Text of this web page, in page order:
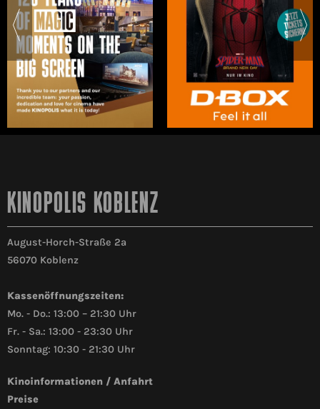
KINOPOLIS KOBLENZ
August-Horch-Straße 2a
56070 Koblenz
Kassenöffnungszeiten:
Mo. - Do.: 13:00 – 21:30 Uhr
Fr. - Sa.: 13:00 - 23:30 Uhr
Sonntag: 10:30 - 21:30 Uhr
Kinoinformationen / Anfahrt
Preise